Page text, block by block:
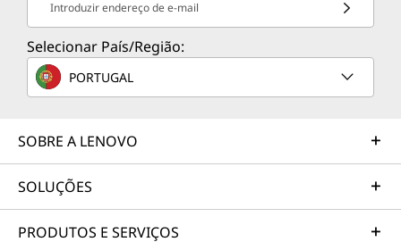
Introduzir endereço de e-mail
Selecionar País/Região:
PORTUGAL
SOBRE A LENOVO
SOLUÇÕES
PRODUTOS E SERVIÇOS